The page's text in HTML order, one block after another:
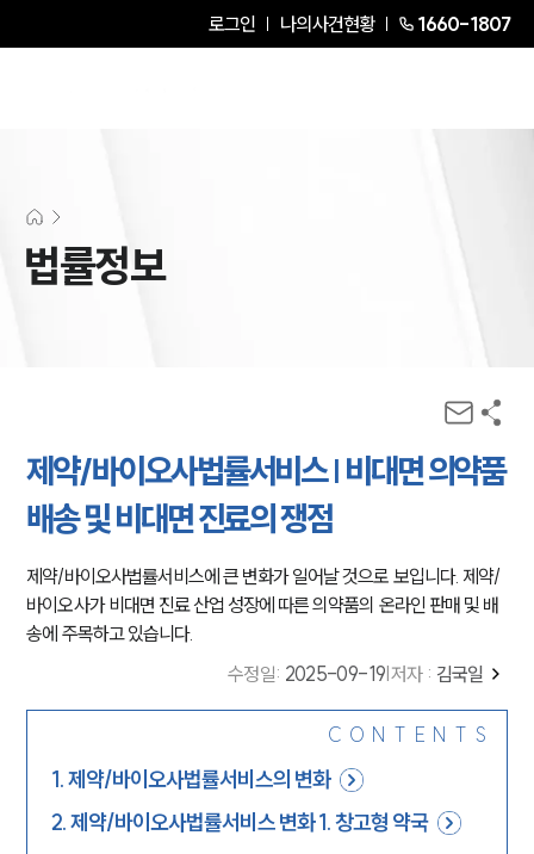
로그인 나의사건현황 1660-1807
법률정보
제약/바이오사법률서비스 | 비대면 의약품
배송 및 비대면 진료의 쟁점
제약/바이오사법률서비스에 큰 변화가 일어날 것으로 보입니다. 제약/
바이오사가 비대면 진료 산업 성장에 따른 의약품의 온라인 판매 및 배
송에 주목하고 있습니다.
수정일: 2025-09-19 저자 : 김국일
CONTENTS
1.제약/바이오사법률서비스의 변화
2.제약/바이오사법률서비스 변화 1. 창고형 약국